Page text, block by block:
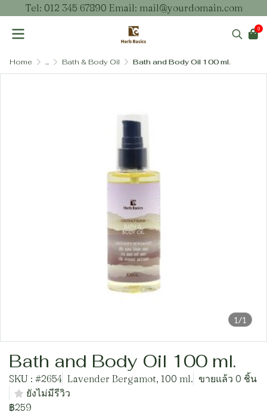
Tel: 012 345 67890 Email: mail@yourdomain.com
0
Home ... Bath & Body Oil Bath and Body Oil 100 ml.
1/1
Bath and Body Oil 100 ml.
SKU : #2654 Lavender Bergamot, 100 ml. ขายแล้ว 0 ชิ้น
ยังไม่มีรีวิว
฿259